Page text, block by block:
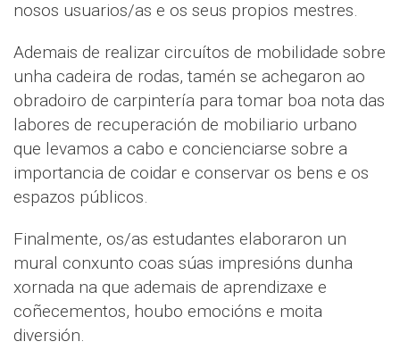
nosos usuarios/as e os seus propios mestres.
Ademais de realizar circuítos de mobilidade sobre
unha cadeira de rodas, tamén se achegaron ao
obradoiro de carpintería para tomar boa nota das
labores de recuperación de mobiliario urbano
que levamos a cabo e concienciarse sobre a
importancia de coidar e conservar os bens e os
espazos públicos.
Finalmente, os/as estudantes elaboraron un
mural conxunto coas súas impresións dunha
xornada na que ademais de aprendizaxe e
coñecementos, houbo emocións e moita
diversión.